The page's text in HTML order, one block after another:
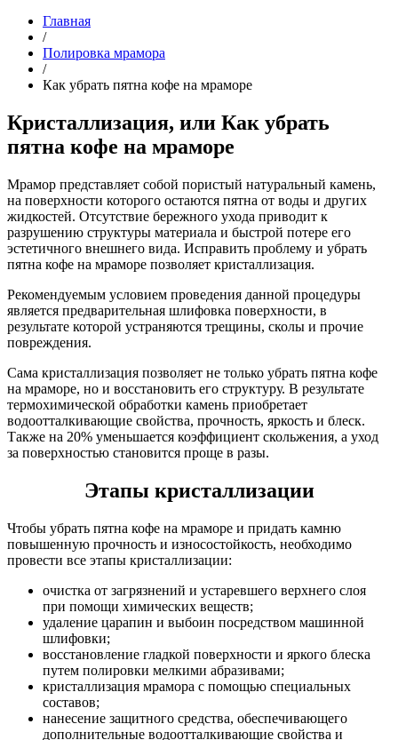
Главная
/
Полировка мрамора
/
Как убрать пятна кофе на мраморе
Кристаллизация, или Как убрать
пятна кофе на мраморе
Мрамор представляет собой пористый натуральный камень,
на поверхности которого остаются пятна от воды и других
жидкостей. Отсутствие бережного ухода приводит к
разрушению структуры материала и быстрой потере его
эстетичного внешнего вида. Исправить проблему и убрать
пятна кофе на мраморе позволяет кристаллизация.
Рекомендуемым условием проведения данной процедуры
является предварительная шлифовка поверхности, в
результате которой устраняются трещины, сколы и прочие
повреждения.
Сама кристаллизация позволяет не только убрать пятна кофе
на мраморе, но и восстановить его структуру. В результате
термохимической обработки камень приобретает
водоотталкивающие свойства, прочность, яркость и блеск.
Также на 20% уменьшается коэффициент скольжения, а уход
за поверхностью становится проще в разы.
Этапы кристаллизации
Чтобы убрать пятна кофе на мраморе и придать камню
повышенную прочность и износостойкость, необходимо
провести все этапы кристаллизации:
очистка от загрязнений и устаревшего верхнего слоя
при помощи химических веществ;
удаление царапин и выбоин посредством машинной
шлифовки;
восстановление гладкой поверхности и яркого блеска
путем полировки мелкими абразивами;
кристаллизация мрамора с помощью специальных
составов;
нанесение защитного средства, обеспечивающего
дополнительные водоотталкивающие свойства и